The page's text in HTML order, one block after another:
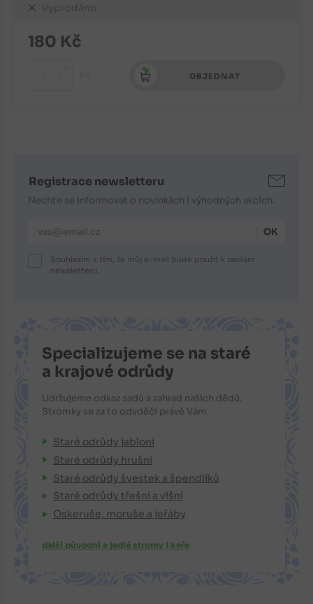
Vyprodáno
180 Kč
OBJEDNAT
Registrace newsletteru
Nechte se informovat o novinkách i výhodných akcích.
E-mailová adresa
Souhlasím s tím, že můj e-mail bude použit k zasílání
newsletteru.
Specializujeme se na staré
a krajové odrůdy
Udržujeme odkaz sadů a zahrad našich dědů.
Stromky se za to odvděčí právě Vám.
Staré odrůdy jabloní
Staré odrůdy hrušní
Staré odrůdy švestek a špendlíků
Staré odrůdy třešní a višní
Oskeruše, moruše a jeřáby
další původní a jedlé stromy i keře